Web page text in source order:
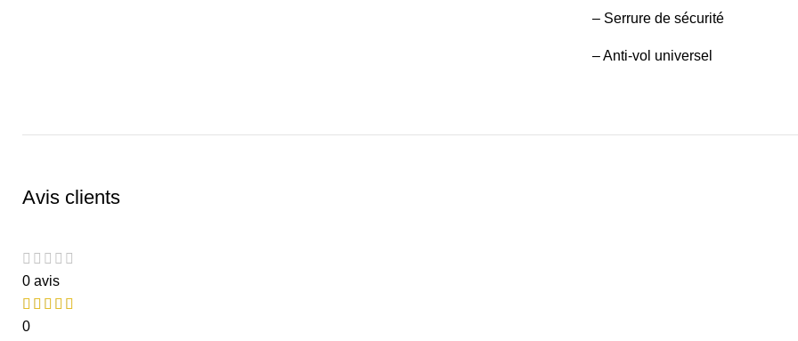
– Serrure de sécurité
– Anti-vol universel
Avis clients
0 avis
0